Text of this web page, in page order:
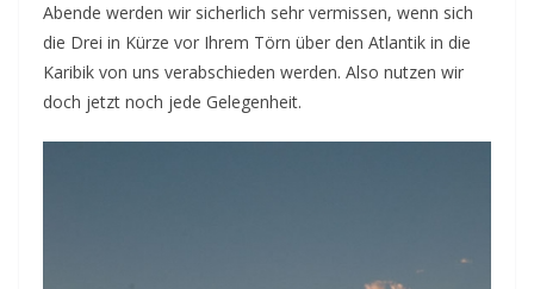
Abende werden wir sicherlich sehr vermissen, wenn sich
die Drei in Kürze vor Ihrem Törn über den Atlantik in die
Karibik von uns verabschieden werden. Also nutzen wir
doch jetzt noch jede Gelegenheit.